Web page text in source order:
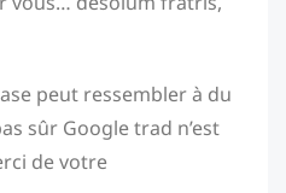
peut ressembler à du
sûr Google trad n’est
de votre